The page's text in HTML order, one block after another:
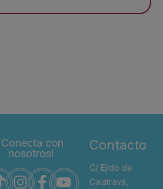
con
nosotros!
Contacto
C/ Ejido de
Calatrava,